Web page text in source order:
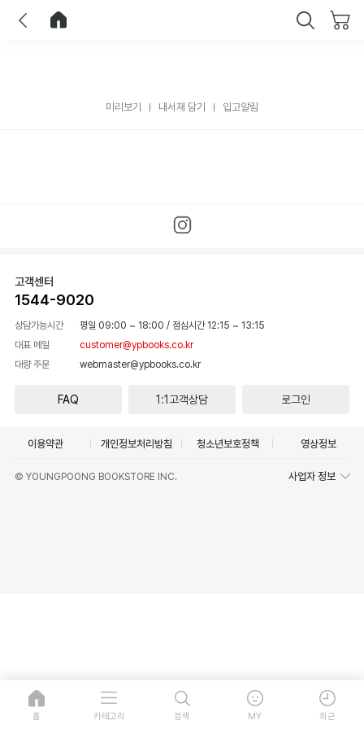
미리보기 내서재 담기 입고알림
고객센터
1544-9020
상담가능시간 평일 09:00 ~ 18:00 / 점심시간 12:15 ~ 13:15
대표 메일
customer@ypbooks.co.kr
대량 주문
webmaster@ypbooks.co.kr
FAQ 1:1고객상담 로그인
이용약관 개인정보처리방침 청소년보호정책 영상정보
© YOUNGPOONG BOOKSTORE INC. 사업자 정보
홈 카테고리 검색 MY 최근